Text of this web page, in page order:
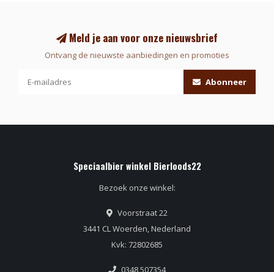
Meld je aan voor onze nieuwsbrief
Ontvang de nieuwste aanbiedingen en promoties
Abonneer
Speciaalbier winkel Bierloods22
Bezoek onze winkel:
Voorstraat 22
3441 CL Woerden, Nederland
Kvk: 72802685
0348 507354